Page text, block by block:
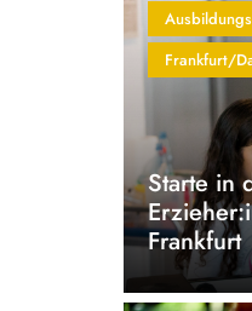
Frankfurt/
Starte in
Frankfurt